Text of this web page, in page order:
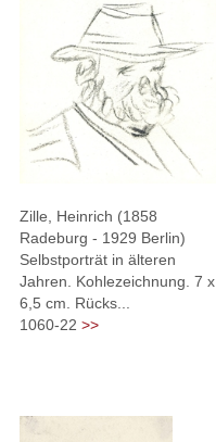
Zille, Heinrich (1858
Radeburg - 1929 Berlin)
Selbstporträt in älteren
Jahren. Kohlezeichnung. 7 x
6,5 cm. Rücks...
1060-22 >>